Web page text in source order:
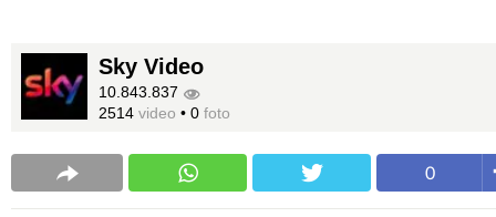
Sky Video
10.843.837
2514 video • 0 foto
0